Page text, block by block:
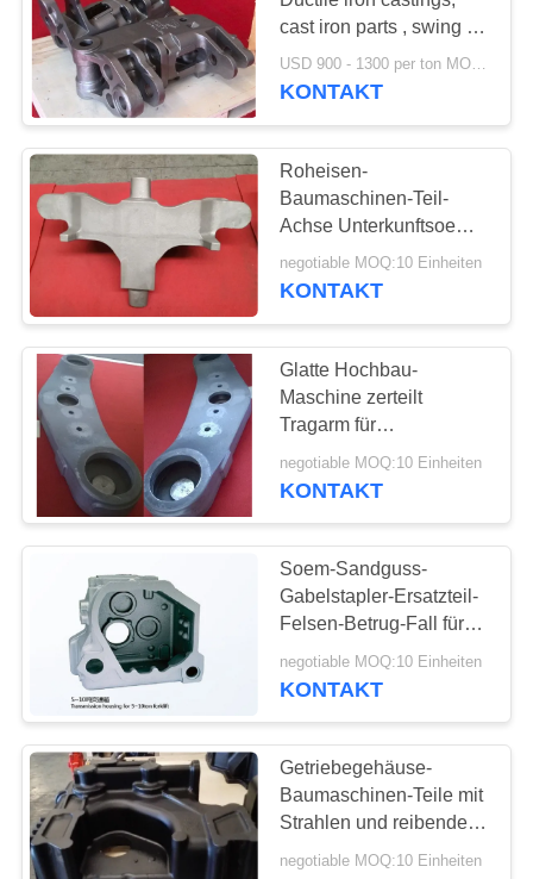
cast iron parts , swing for
construction machinery
USD 900 - 1300 per ton MOQ:10 Einheiten
KONTAKT
Roheisen-
Baumaschinen-Teil-
Achse Unterkunftsoem-
Service verfügbar
negotiable MOQ:10 Einheiten
KONTAKT
Glatte Hochbau-
Maschine zerteilt
Tragarm für
Forstwirtschafts-Bahn-
Erntemaschinen
negotiable MOQ:10 Einheiten
KONTAKT
Soem-Sandguss-
Gabelstapler-Ersatzteil-
Felsen-Betrug-Fall für
Bodenverdichter
negotiable MOQ:10 Einheiten
KONTAKT
Getriebegehäuse-
Baumaschinen-Teile mit
Strahlen und reibendem
Ende
negotiable MOQ:10 Einheiten